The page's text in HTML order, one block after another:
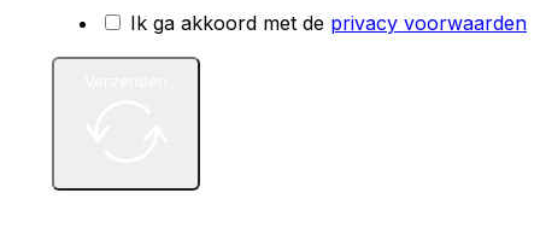
Ik ga akkoord met de privacy voorwaarden